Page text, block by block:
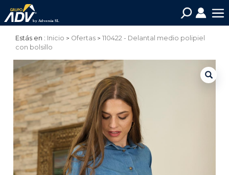
Estás en : Inicio Ofertas
110422 - Delantal medio polipiel
con bolsillo